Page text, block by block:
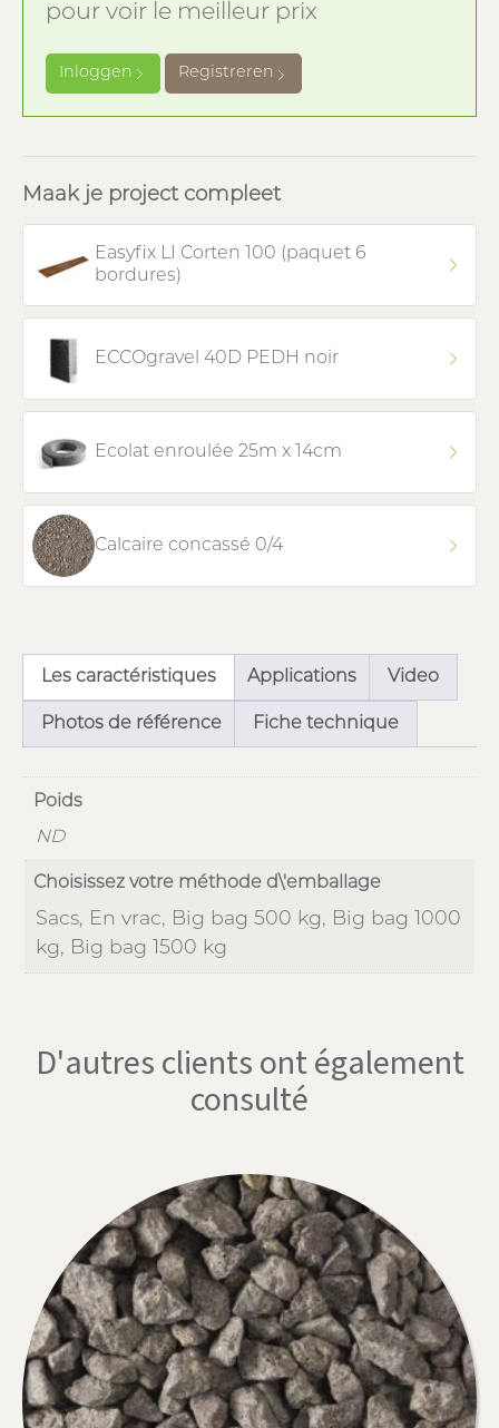
pour voir le meilleur prix
Inloggen Registreren
Maak je project compleet
Easyfix LI Corten 100 (paquet 6
bordures)
ECCOgravel 40D PEDH noir
Ecolat enroulée 25m x 14cm
Calcaire concassé 0/4
Les caractéristiques Applications Video
Photos de référence Fiche technique
Poids
ND
Choisissez votre méthode d\'emballage
Sacs, En vrac, Big bag 500 kg, Big bag 1000
kg, Big bag 1500 kg
D'autres clients ont également
consulté